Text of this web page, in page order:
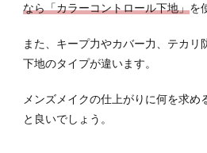
なら「カラーコントロール下地」を
また、キープ力やカバー力、テカリ
下地のタイプが違います。
メンズメイクの仕上がりに何を求め
と良いでしょう。